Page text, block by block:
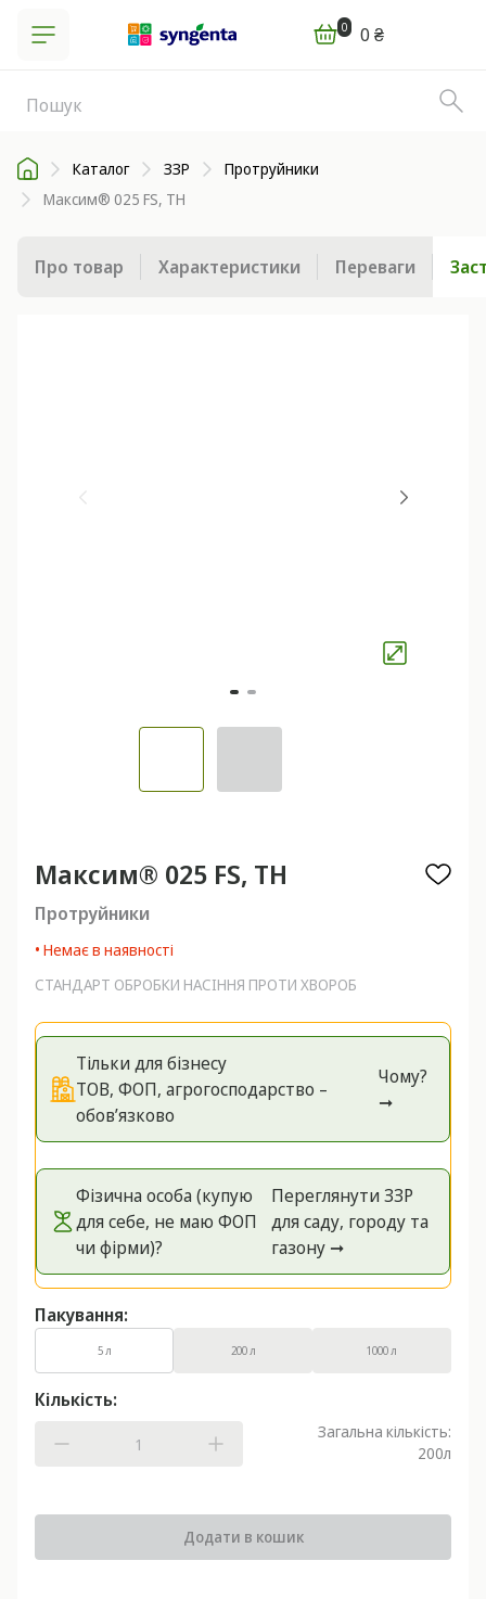
0 0 ₴
Каталог ЗЗР
Протруйники
Максим® 025 FS, TH
Про товар Характеристики Переваги
Максим® 025 FS, TH
Протруйники
• Немає в наявності
СТАНДАРТ ОБРОБКИ НАСІННЯ ПРОТИ ХВОРОБ
Тільки для бізнесу
ТОВ, ФОП, агрогосподарство –
обов’язково
Чому?
➞
Фізична особа (купую
для себе, не маю ФОП
чи фірми)?
Переглянути ЗЗР
для саду, городу та
газону ➞
Пакування:
5 л 200 л 1000 л
Кількість:
Загальна кількість:
200л
Додати в кошик